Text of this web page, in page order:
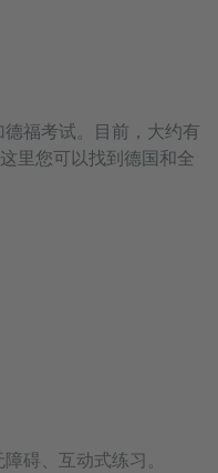
福考试。目前，大约有
里您可以找到德国和全
碍、互动式练习。